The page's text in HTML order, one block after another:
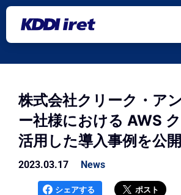
メインコンテンツにスキップ
株式会社クリーク・ア
ー社様における AWS
活用した導入事例を公
2023.03.17 News
シェアする ポスト